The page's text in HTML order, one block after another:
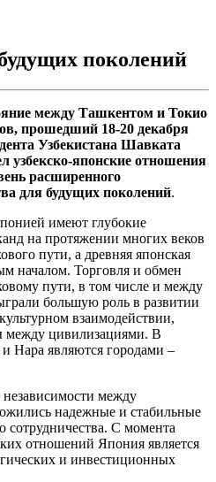
поколений
между Ташкентом и Токио
прошедший 18-20 декабря
Узбекистана Шавката
японские отношения
расширенного
для будущих поколений.
имеют глубокие
на протяжении многих веков
пути, а древняя японская
началом. Торговля и обмен
пути, в том числе и между
большую роль в развитии
взаимодействии,
между цивилизациями. В
Нара являются городами –
между
надежные и стабильные
сотрудничества. С момента
отношений Япония является
и инвестиционных